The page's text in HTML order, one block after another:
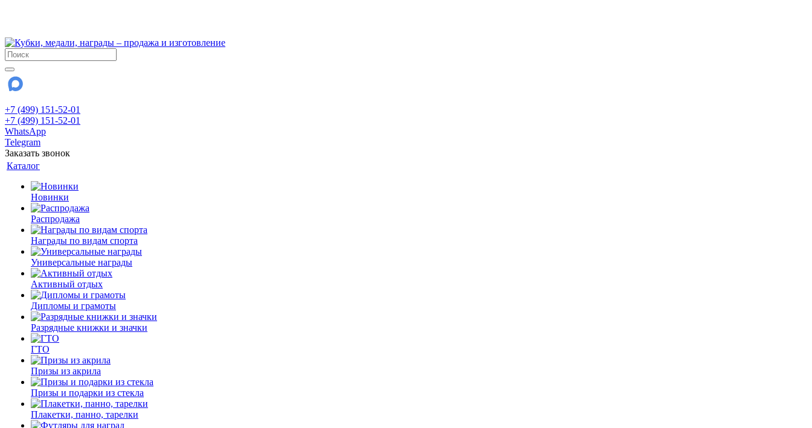
+7 (499) 151-52-01
+7 (499) 151-52-01
WhatsApp
Telegram
Заказать звонок
Каталог
Новинки
Распродажа
Награды по видам спорта
Универсальные награды
Активный отдых
Дипломы и грамоты
Разрядные книжки и значки
ГТО
Призы из акрила
Призы и подарки из стекла
Плакетки, панно, тарелки